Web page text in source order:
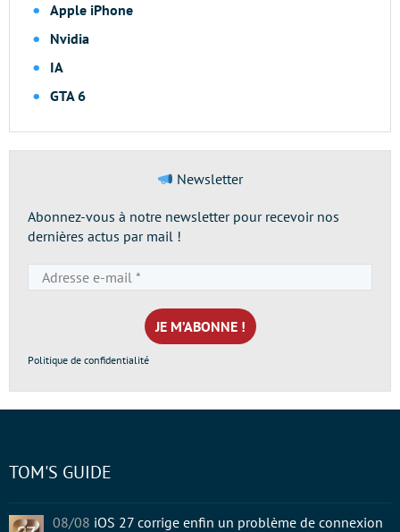
Apple iPhone
Nvidia
IA
GTA 6
Newsletter
Abonnez-vous à notre newsletter pour recevoir nos
dernières actus par mail !
e-
mail
*
Politique de confidentialité
TOM'S GUIDE
08/08 iOS 27 corrige enfin un problème de connexion